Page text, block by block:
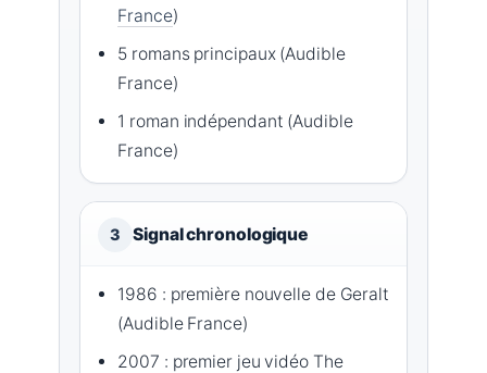
France)
5 romans principaux (Audible
France)
1 roman indépendant (Audible
France)
3 Signal chronologique
1986 : première nouvelle de Geralt
(Audible France)
2007 : premier jeu vidéo The